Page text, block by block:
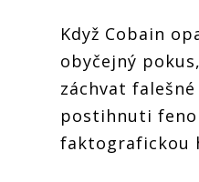
Když Cobain
obyčejný
záchvat
postihnuti
faktografickou